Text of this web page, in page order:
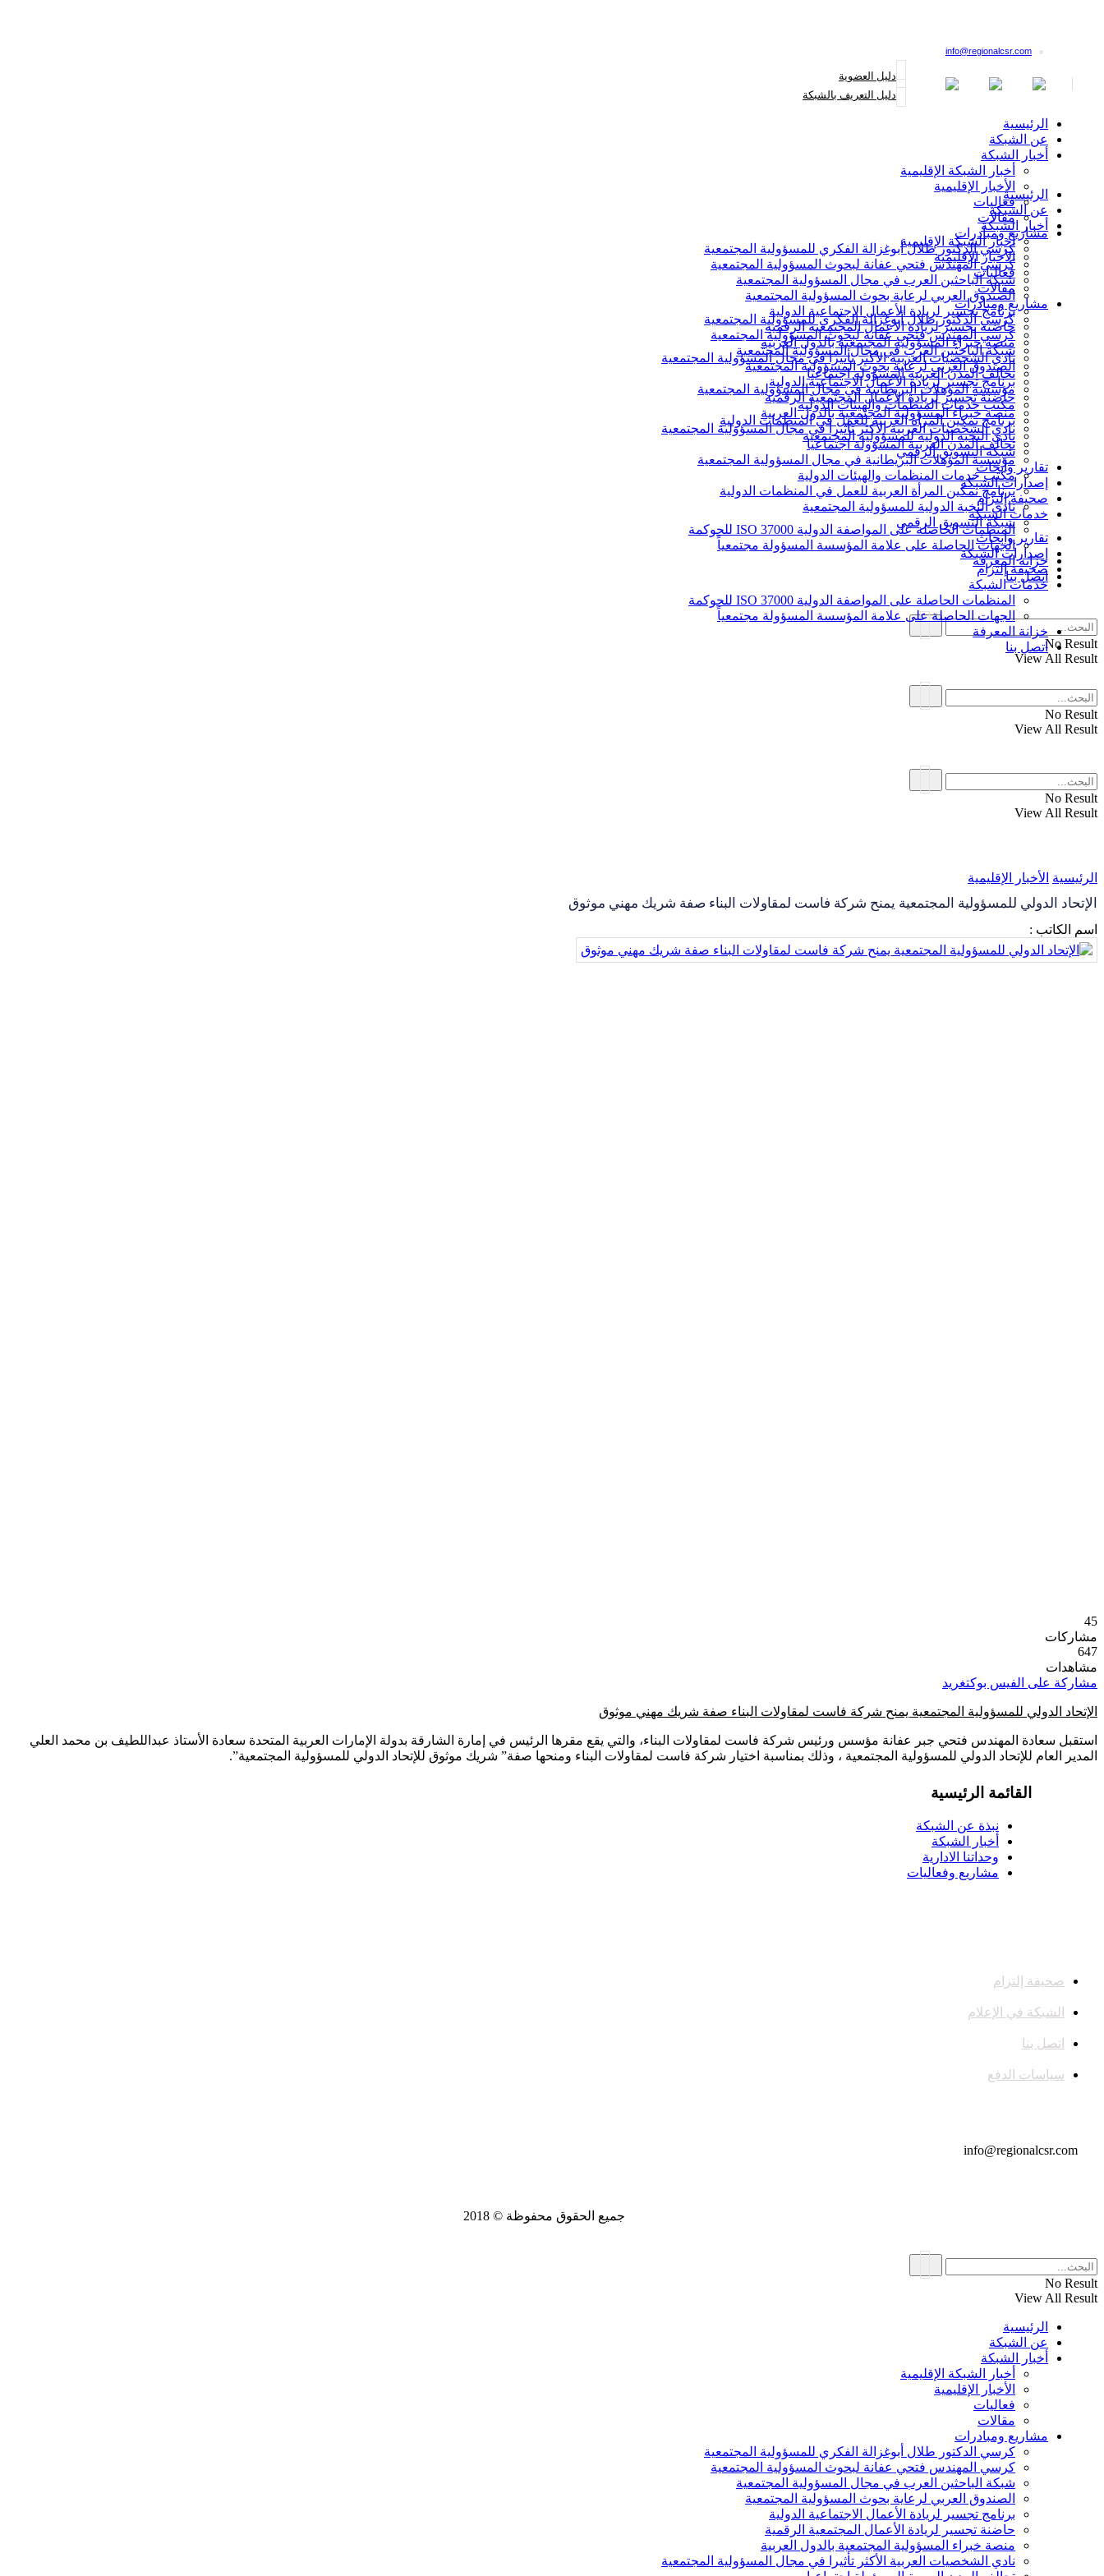
info@regionalcsr.com
دليل العضوية
دليل التعريف بالشبكة
الرئيسية
عن الشبكة
أخبار الشبكة
أخبار الشبكة الإقليمية
الأخبار الإقليمية
فعاليات
مقالات
مشاريع ومبادرات
كرسي الدكتور طلال أبوغزالة الفكري للمسؤولية المجتمعية
كرسي المهندس فتحي عفانة لبحوث المسؤولية المجتمعية
شبكة الباحثين العرب في مجال المسؤولية المجتمعية
الصندوق العربي لرعاية بحوث المسؤولية المجتمعية
برنامج تجسير لريادة الأعمال الاجتماعية الدولية
حاضنة تجسير لريادة الأعمال المجتمعية الرقمية
منصة خبراء المسؤولية المجتمعية بالدول العربية
نادي الشخصيات العربية الأكثر تأثيرا في مجال المسؤولية المجتمعية
تحالف المدن العربية المسؤولة اجتماعيا
مؤسسة المؤهلات البريطانية في مجال المسؤولية المجتمعية
مكتب خدمات المنظمات والهيئات الدولية
برنامج تمكين المرأة العربية للعمل في المنظمات الدولية
نادي النخبة الدولية للمسؤولية المجتمعية
شبكة التسويق الرقمي
تقارير وأبحاث
إصدارات الشبكة
صحيفة إلتزام
خدمات الشبكة
المنظمات الحاصلة على المواصفة الدولية ISO 37000 للحوكمة
الجهات الحاصلة على علامة المؤسسة المسؤولة مجتمعياً
خزانة المعرفة
اتصل بنا
No Result
View All Result
الرئيسية
عن الشبكة
أخبار الشبكة
أخبار الشبكة الإقليمية
الأخبار الإقليمية
فعاليات
مقالات
مشاريع ومبادرات
كرسي الدكتور طلال أبوغزالة الفكري للمسؤولية المجتمعية
كرسي المهندس فتحي عفانة لبحوث المسؤولية المجتمعية
شبكة الباحثين العرب في مجال المسؤولية المجتمعية
الصندوق العربي لرعاية بحوث المسؤولية المجتمعية
برنامج تجسير لريادة الأعمال الاجتماعية الدولية
حاضنة تجسير لريادة الأعمال المجتمعية الرقمية
منصة خبراء المسؤولية المجتمعية بالدول العربية
نادي الشخصيات العربية الأكثر تأثيرا في مجال المسؤولية المجتمعية
تحالف المدن العربية المسؤولة اجتماعيا
مؤسسة المؤهلات البريطانية في مجال المسؤولية المجتمعية
مكتب خدمات المنظمات والهيئات الدولية
برنامج تمكين المرأة العربية للعمل في المنظمات الدولية
نادي النخبة الدولية للمسؤولية المجتمعية
شبكة التسويق الرقمي
تقارير وأبحاث
إصدارات الشبكة
صحيفة إلتزام
خدمات الشبكة
المنظمات الحاصلة على المواصفة الدولية ISO 37000 للحوكمة
الجهات الحاصلة على علامة المؤسسة المسؤولة مجتمعياً
خزانة المعرفة
اتصل بنا
No Result
View All Result
No Result
View All Result
الرئيسية الأخبار الإقليمية
الإتحاد الدولي للمسؤولية المجتمعية يمنح شركة فاست لمقاولات البناء صفة شريك مهني موثوق
اسم الكاتب :
45
مشاركات
647
مشاهدات
مشاركة على الفيس بوكتغريد
الإتحاد الدولي للمسؤولية المجتمعية يمنح شركة فاست لمقاولات البناء صفة شريك مهني موثوق
استقبل سعادة المهندس فتحي جبر عفانة مؤسس ورئيس شركة فاست لمقاولات البناء، والتي يقع مقرها الرئيس في إمارة الشارقة بدولة الإمارات العربية المتحدة سعادة الأستاذ عبداللطيف بن محمد العلي
المدير العام للإتحاد الدولي للمسؤولية المجتمعية ، وذلك بمناسبة اختيار شركة فاست لمقاولات البناء ومنحها صفة” شريك موثوق للإتحاد الدولي للمسؤولية المجتمعية”.
القائمة الرئيسية
نبذة عن الشبكة
أخبار الشبكة
وحداتنا الادارية
مشاريع وفعاليات
صحيفة إلتزام
الشبكة في الإعلام
اتصل بنا
سياسات الدفع
جميع الحقوق محفوظة © 2018
No Result
View All Result
الرئيسية
عن الشبكة
أخبار الشبكة
أخبار الشبكة الإقليمية
الأخبار الإقليمية
فعاليات
مقالات
مشاريع ومبادرات
كرسي الدكتور طلال أبوغزالة الفكري للمسؤولية المجتمعية
كرسي المهندس فتحي عفانة لبحوث المسؤولية المجتمعية
شبكة الباحثين العرب في مجال المسؤولية المجتمعية
الصندوق العربي لرعاية بحوث المسؤولية المجتمعية
برنامج تجسير لريادة الأعمال الاجتماعية الدولية
حاضنة تجسير لريادة الأعمال المجتمعية الرقمية
منصة خبراء المسؤولية المجتمعية بالدول العربية
نادي الشخصيات العربية الأكثر تأثيرا في مجال المسؤولية المجتمعية